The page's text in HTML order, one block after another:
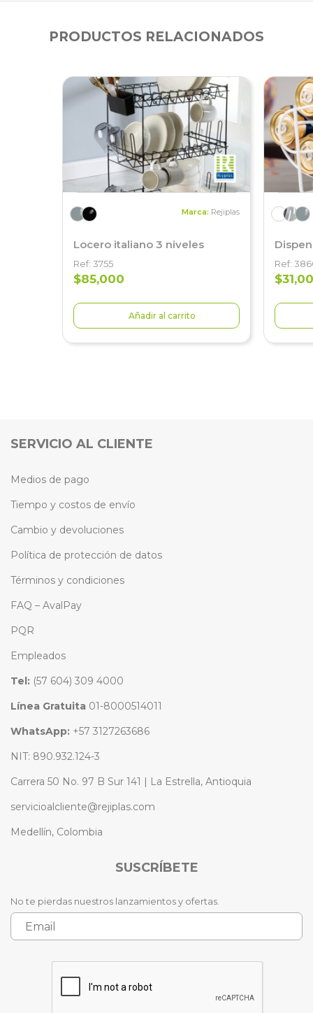
PRODUCTOS RELACIONADOS
Marca: Rejiplas
Locero italiano 3 niveles
Ref: 3755
$85,000
Añadir al carrito
Ref:
SERVICIO AL CLIENTE
Medios de pago
Tiempo y costos de envío
Cambio y devoluciones
Política de protección de datos
Términos y condiciones
FAQ – AvalPay
PQR
Empleados
Tel: (57 604) 309 4000
Línea Gratuita 01-8000514011
WhatsApp: +57 3127263686
NIT: 890.932.124-3
Carrera 50 No. 97 B Sur 141 | La Estrella, Antioquia
servicioalcliente@rejiplas.com
Medellín, Colombia
SUSCRÍBETE
No te pierdas nuestros lanzamientos y ofertas.